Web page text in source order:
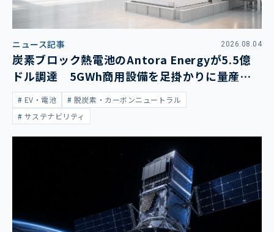
ニュース記事 2026.08.04
炭素ブロック熱電池のAntora Energyが5.5億
ドル調達 5GWh商用設備を足掛かりに量産拡
大EV・電池
脱炭素・カーボンニュートラル
サステナビリティ